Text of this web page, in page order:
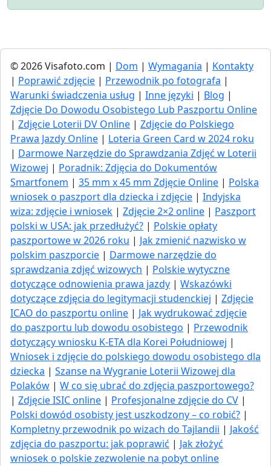
© 2026 Visafoto.com | Dom | Wymagania | Kontakty
| Poprawić zdjęcie | Przewodnik po fotografa |
Warunki świadczenia usług | Inne języki | Blog |
Zdjęcie Do Dowodu Osobistego Lub Paszportu Online
| Zdjęcie Loterii DV Online | Zdjęcie do Polskiego
Prawa Jazdy Online | Loteria Green Card w 2024 roku
| Darmowe Narzędzie do Sprawdzania Zdjęć w Loterii
Wizowej | Poradnik: Zdjęcia do Dokumentów
Smartfonem | 35 mm x 45 mm Zdjęcie Online | Polska
wniosek o paszport dla dziecka i zdjęcie | Indyjska
wiza: zdjęcie i wniosek | Zdjęcie 2×2 online | Paszport
polski w USA: jak przedłużyć​? | Polskie opłaty
paszportowe w 2026 roku | Jak zmienić nazwisko w
polskim paszporcie | Darmowe narzędzie do
sprawdzania zdjęć wizowych | Polskie wytyczne
dotyczące odnowienia prawa jazdy | Wskazówki
dotyczące zdjęcia do legitymacji studenckiej | Zdjęcie
ICAO do paszportu online | Jak wydrukować zdjęcie
do paszportu lub dowodu osobistego | Przewodnik
dotyczący wniosku K-ETA dla Korei Południowej |
Wniosek i zdjęcie do polskiego dowodu osobistego dla
dziecka | Szanse na Wygranie Loterii Wizowej dla
Polaków | W co się ubrać do zdjęcia paszportowego?
| Zdjęcie ISIC online | Profesjonalne zdjęcie do CV |
Polski dowód osobisty jest uszkodzony – co robić? |
Kompletny przewodnik po wizach do Tajlandii | Jakość
zdjęcia do paszportu: jak poprawić | Jak złożyć
wniosek o polskie zezwolenie na pobyt online